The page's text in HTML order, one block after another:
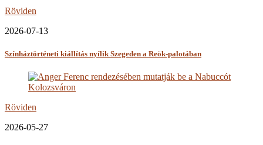
Röviden
2026-07-13
Színháztörténeti kiállítás nyílik Szegeden a Reök-palotában
Röviden
2026-05-27